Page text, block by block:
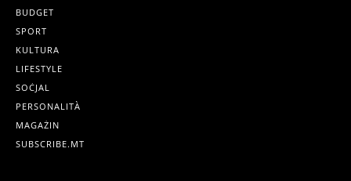
BUDGET
SPORT
KULTURA
LIFESTYLE
SOĊJAL
PERSONALITÀ
MAGAŻIN
SUBSCRIBE.MT